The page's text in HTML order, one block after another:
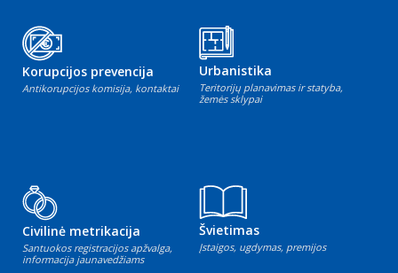
Korupcijos prevencija
Antikorupcijos komisija, kontaktai
Urbanistika
Teritorijų planavimas ir statyba,
žemės sklypai
Civilinė metrikacija
Santuokos registracijos apžvalga,
informacija jaunavedžiams
Švietimas
Įstaigos, ugdymas, premijos